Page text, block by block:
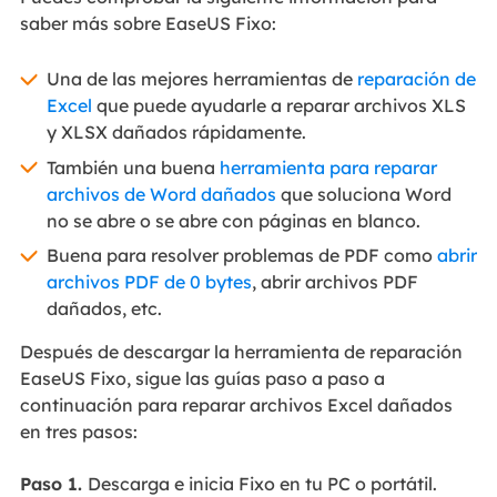
saber más sobre EaseUS Fixo:
Una de las mejores herramientas de reparación de
Excel que puede ayudarle a reparar archivos XLS
y XLSX dañados rápidamente.
También una buena herramienta para reparar
archivos de Word dañados que soluciona Word
no se abre o se abre con páginas en blanco.
Buena para resolver problemas de PDF como abrir
archivos PDF de 0 bytes, abrir archivos PDF
dañados, etc.
Después de descargar la herramienta de reparación
EaseUS Fixo, sigue las guías paso a paso a
continuación para reparar archivos Excel dañados
en tres pasos:
Paso 1. Descarga e inicia Fixo en tu PC o portátil.